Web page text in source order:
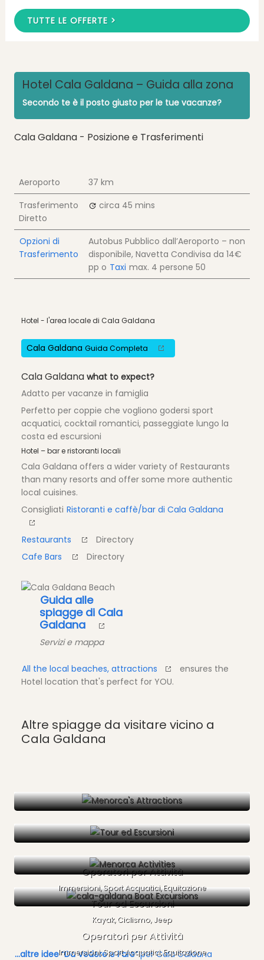
TUTTE LE OFFERTE >
Hotel Cala Galdana – Guida alla zona
Secondo te è il posto giusto per le tue vacanze?
Cala Galdana - Posizione e Trasferimenti
Aeroporto
37 km
Trasferimento
Diretto
circa 45 mins
Opzioni di
Trasferimento
Autobus Pubblico dall’Aeroporto – non
disponibile, Navetta Condivisa da 14€
pp o Taxi max. 4 persone 50
Hotel - l'area locale di Cala Galdana
Cala Galdana Guida Completa
Cala Galdana what to expect?
Adatto per vacanze in famiglia
Perfetto per coppie che vogliono godersi sport
acquatici, cocktail romantici, passeggiate lungo la
costa ed escursioni
Hotel – bar e ristoranti locali
Cala Galdana offers a wider variety of Restaurants
than many resorts and offer some more authentic
local cuisines.
Consigliati Ristoranti e caffè/bar di Cala Galdana
Restaurants
Directory
Cafe Bars
Directory
Guida alle
spiagge di Cala
Galdana
Servizi e mappa
All the local beaches, attractions
ensures the
Hotel location that's perfect for YOU.
Altre spiagge da visitare vicino a
Cala Galdana
Operatori per Attività
Immersioni, Sport Acquatici, Equitazione
Tour ed Escursioni
Kayak, Ciclismo, Jeep
Operatori per Attività
Immersioni, Sport Acquatici, Equitazione
...altre idee “Da Vedere e Fare”per Cala Galdana